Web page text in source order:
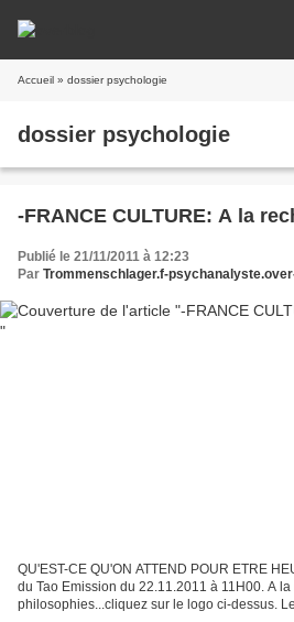
Accueil » dossier psychologie
dossier psychologie
-FRANCE CULTURE: A la
Publié le 21/11/2011 à 12:23
Par Trommenschlager.f-
QU'EST-CE QU'ON ATTEND POUR ETRE
du Tao Emission du 22.11.2011 à 11H00. A
philosophies...cliquez sur le logo ci-dessus.